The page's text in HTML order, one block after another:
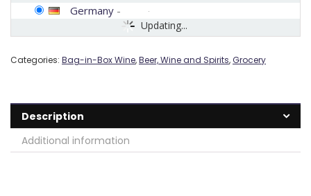
Updating...
Germany -
Categories: Bag-in-Box Wine,Beer, Wine and Spirits,Grocery
Description
Additional information